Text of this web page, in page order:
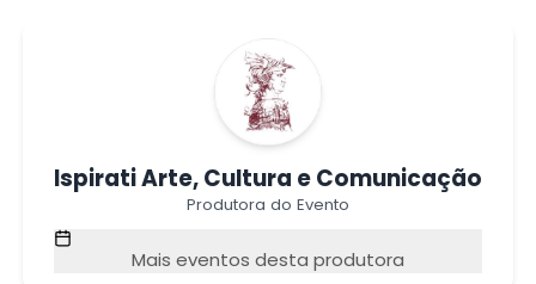
Ispirati Arte, Cultura e Comunicação
Produtora do Evento
Mais eventos desta produtora